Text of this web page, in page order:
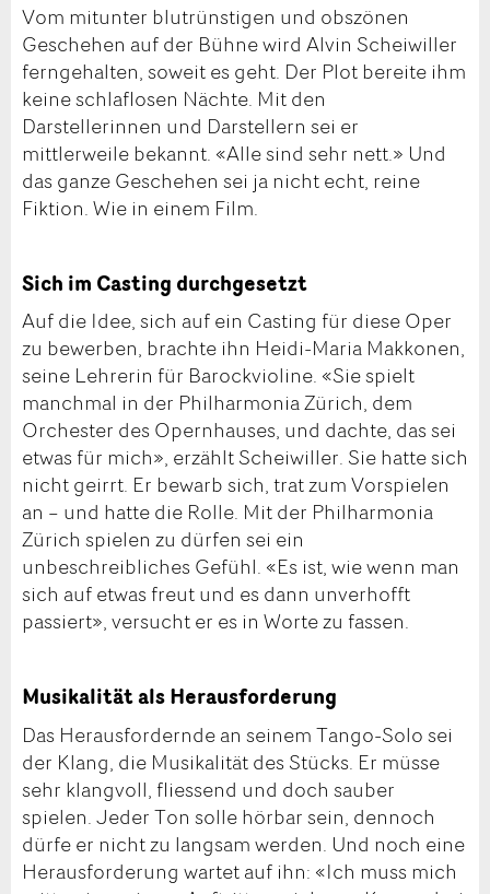
Vom mitunter blutrünstigen und obszönen
Geschehen auf der Bühne wird Alvin Scheiwiller
ferngehalten, soweit es geht. Der Plot bereite ihm
keine schlaflosen Nächte. Mit den
Darstellerinnen und Darstellern sei er
mittlerweile bekannt. «Alle sind sehr nett.» Und
das ganze Geschehen sei ja nicht echt, reine
Fiktion. Wie in einem Film.
Sich im Casting durchgesetzt
Auf die Idee, sich auf ein Casting für diese Oper
zu bewerben, brachte ihn Heidi-Maria Makkonen,
seine Lehrerin für Barockvioline. «Sie spielt
manchmal in der Philharmonia Zürich, dem
Orchester des Opernhauses, und dachte, das sei
etwas für mich», erzählt Scheiwiller. Sie hatte sich
nicht geirrt. Er bewarb sich, trat zum Vorspielen
an – und hatte die Rolle. Mit der Philharmonia
Zürich spielen zu dürfen sei ein
unbeschreibliches Gefühl. «Es ist, wie wenn man
sich auf etwas freut und es dann unverhofft
passiert», versucht er es in Worte zu fassen.
Musikalität als Herausforderung
Das Herausfordernde an seinem Tango-Solo sei
der Klang, die Musikalität des Stücks. Er müsse
sehr klangvoll, fliessend und doch sauber
spielen. Jeder Ton solle hörbar sein, dennoch
dürfe er nicht zu langsam werden. Und noch eine
Herausforderung wartet auf ihn: «Ich muss mich